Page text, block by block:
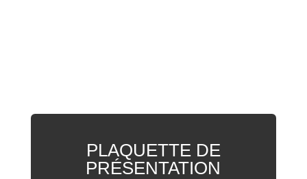
PLAQUETTE DE
PRÉSENTATION